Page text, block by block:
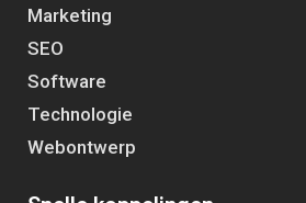
Marketing
SEO
Software
Technologie
Webontwerp